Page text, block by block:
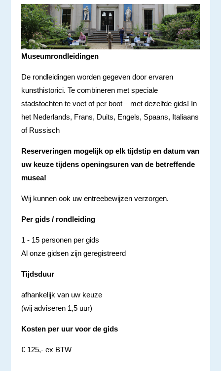
Museumrondleidingen
De rondleidingen worden gegeven door ervaren
kunsthistorici. Te combineren met speciale
stadstochten te voet of per boot – met dezelfde gids! In
het Nederlands, Frans, Duits, Engels, Spaans, Italiaans
of Russisch
Reserveringen mogelijk op elk tijdstip en datum van
uw keuze tijdens openingsuren van de betreffende
musea!
Wij kunnen ook uw entreebewijzen verzorgen.
Per gids / rondleiding
1 - 15 personen per gids
Al onze gidsen zijn geregistreerd
Tijdsduur
afhankelijk van uw keuze
(wij adviseren 1,5 uur)
Kosten per uur voor de gids
€ 125,- ex BTW